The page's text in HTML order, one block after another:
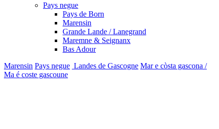
Pays negue
Pays de Born
Marensin
Grande Lande / Lanegrand
Maremne & Seignanx
Bas Adour
Marensin Pays negue Landes de Gascogne Mar e còsta gascona /
Ma é coste gascoune